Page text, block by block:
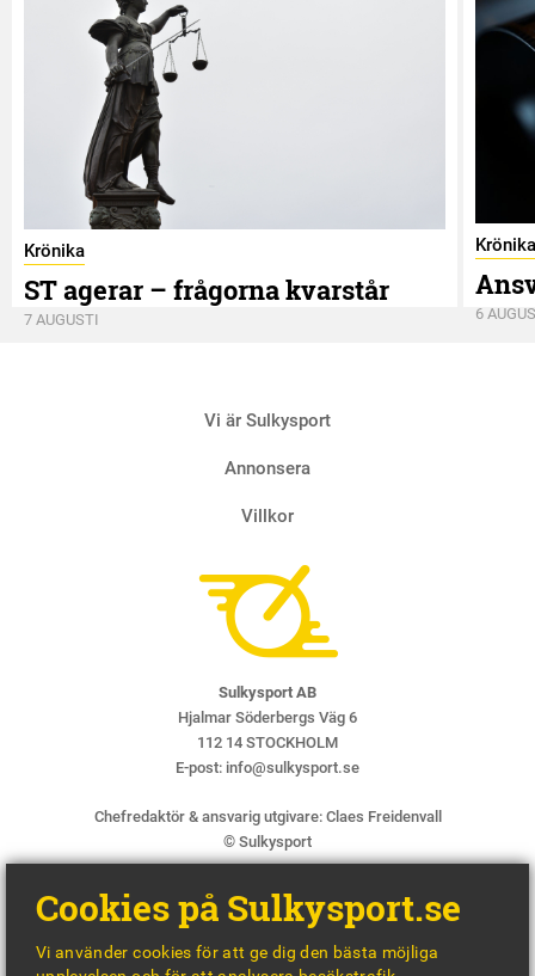
Krönika
ST agerar – frågorna kvarstår
7 AUGUSTI
Krönika
6
Vi är Sulkysport
Annonsera
Villkor
Sulkysport AB
Hjalmar Söderbergs Väg 6
112 14 STOCKHOLM
E-post: info@sulkysport.se
Chefredaktör & ansvarig utgivare: Claes Freidenvall
© Sulkysport
Cookies på Sulkysport.se
Vi använder cookies för att ge dig den bästa möjliga